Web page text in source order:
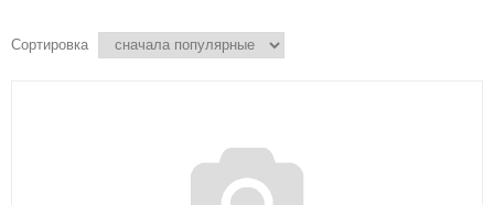
Сортировка